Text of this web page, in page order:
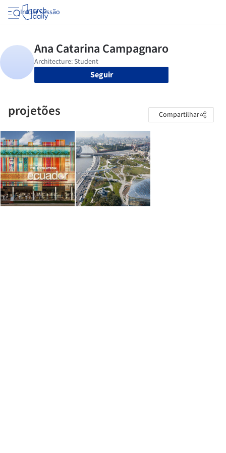
Iniciar sessão
Seguir
projetões Compartilhar